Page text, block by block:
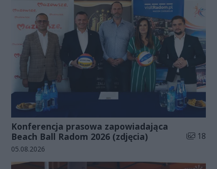
Konferencja prasowa zapowiadająca
Beach Ball Radom 2026 (zdjęcia)
Liczba
18
Data dodania galerii:
05.08.2026